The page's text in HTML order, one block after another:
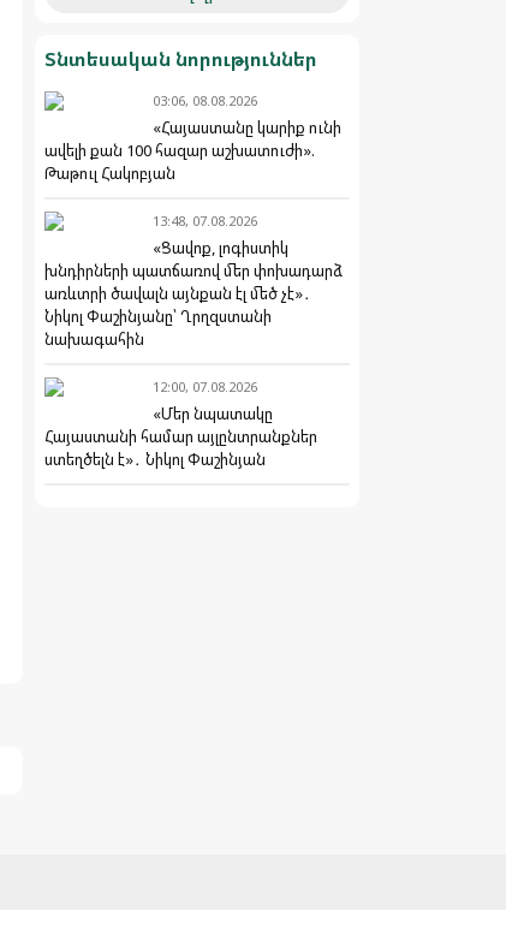
Տնտեսական նորություններ
03:06, 08.08.2026
«Հայաստանը կարիք ունի
ավելի քան 100 հազար աշխատուժի».
Թաթուլ Հակոբյան
13:48, 07.08.2026
«Ցավոք, լոգիստիկ
խնդիրների պատճառով մեր փոխադարձ
առևտրի ծավալն այնքան էլ մեծ չէ»․
Նիկոլ Փաշինյանը՝ Ղրղզստանի
նախագահին
12:00, 07.08.2026
«Մեր նպատակը
Հայաստանի համար այլընտրանքներ
ստեղծելն է»․ Նիկոլ Փաշինյան